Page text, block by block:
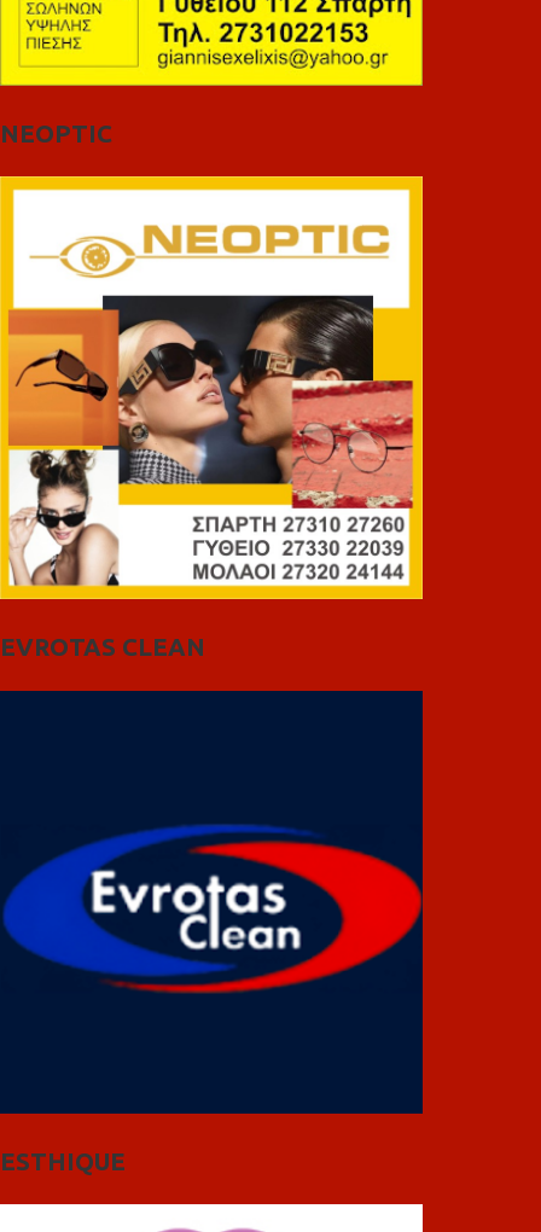
NEOPTIC
EVROTAS CLEAN
ESTHIQUE